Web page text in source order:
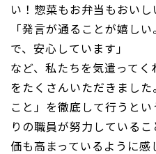
い！惣菜もお弁当もおいし
「発言が通ることが嬉し
で、安心しています」
など、私たちを気遣って
をたくさんいただきまし
こと」を徹底して行うと
りの職員が努力している
価も高まっているように